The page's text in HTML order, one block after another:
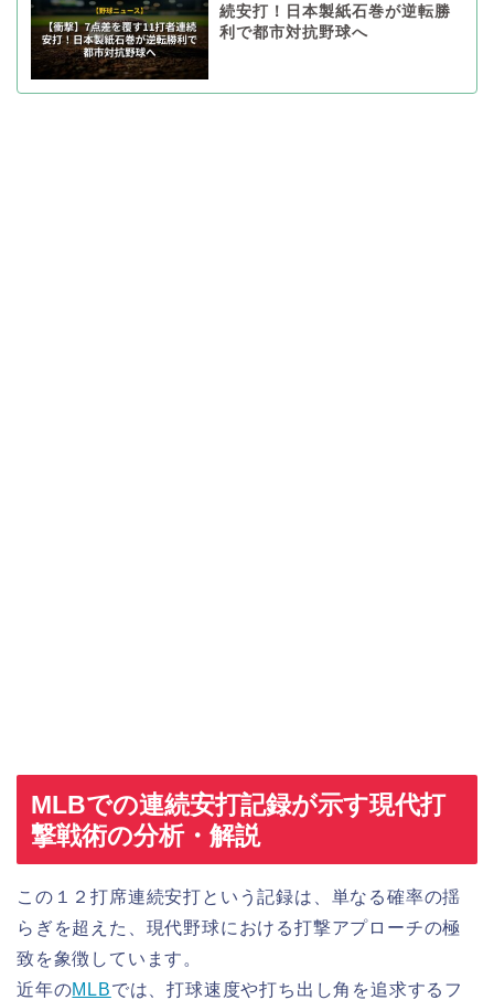
続安打！日本製紙石巻が逆転勝
利で都市対抗野球へ
MLBでの連続安打記録が示す現代打
撃戦術の分析・解説
この１２打席連続安打という記録は、単なる確率の揺
らぎを超えた、現代野球における打撃アプローチの極
致を象徴しています。
近年のMLBでは、打球速度や打ち出し角を追求するフ